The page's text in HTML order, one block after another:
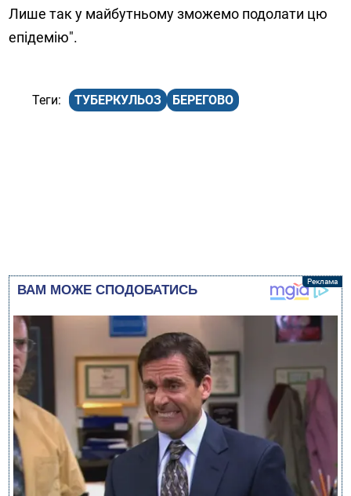
Лише так у майбутньому зможемо подолати цю
епідемію".
ТУБЕРКУЛЬОЗ БЕРЕГОВО